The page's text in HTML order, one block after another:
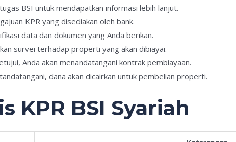
BSI untuk mendapatkan informasi lebih lanjut.
KPR yang disediakan oleh bank.
data dan dokumen yang Anda berikan.
survei terhadap properti yang akan dibiayai.
Anda akan menandatangani kontrak pembiayaan.
dana akan dicairkan untuk pembelian properti.
KPR BSI Syariah